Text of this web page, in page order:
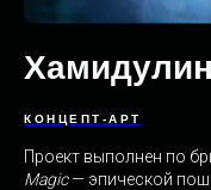
КОНЦЕПТ-АРТ
Проект выполнен по
Magic— эпической